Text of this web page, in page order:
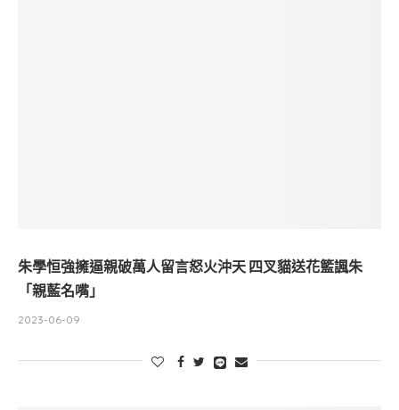
朱學恒強擁逼親破萬人留言怒火沖天 四叉貓送花籃諷朱
「親藍名嘴」
2023-06-09